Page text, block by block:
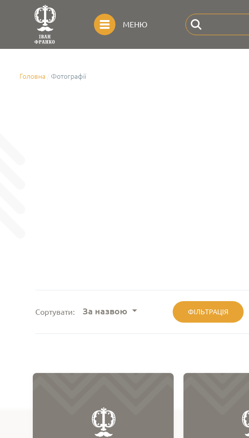
МЕНЮ
Головна Фотографії
Сортувати: За назвою ФІЛЬТРАЦІЯ